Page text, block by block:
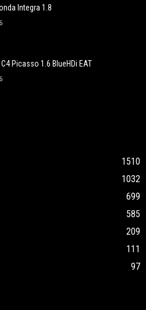
Integra 1.8
Picasso 1.6 BlueHDi EAT
1510
1032
699
585
209
111
97